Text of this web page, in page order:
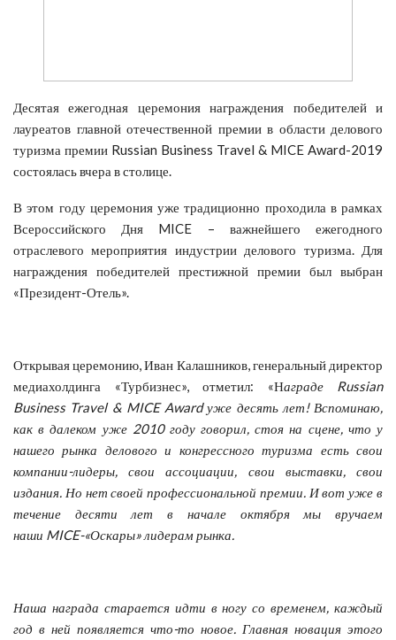
Десятая ежегодная церемония награждения победителей и
лауреатов главной отечественной премии в области делового
туризма премии Russian Business Travel & MICE Award-2019
состоялась вчера в столице.
В этом году церемония уже традиционно проходила в рамках
Всероссийского Дня MICE – важнейшего ежегодного
отраслевого мероприятия индустрии делового туризма. Для
награждения победителей престижной премии был выбран
«Президент-Отель».
Открывая церемонию, Иван Калашников, генеральный директор
медиахолдинга «Турбизнес», отметил: «НаградеRussian
Business Travel& MICE Awardуже десять лет! Вспоминаю,
как в далеком уже 2010 году говорил, стоя на сцене, что у
нашего рынка делового и конгрессного туризма есть свои
компании-лидеры, свои ассоциации, свои выставки, свои
издания. Но нет своей профессиональной премии. И вот уже в
течение десяти лет в начале октября мы вручаем
наши MICE-«Оскары» лидерам рынка.
Наша награда старается идти в ногу со временем, каждый
год в ней появляется что-то новое. Главная новация этого